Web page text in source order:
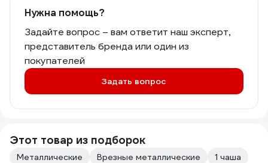
Нужна помощь?
Задайте вопрос – вам ответит наш эксперт,
представитель бренда или один из
покупателей
Задать вопрос
Этот товар из подборок
Металлические Врезные металлические
1 чаша